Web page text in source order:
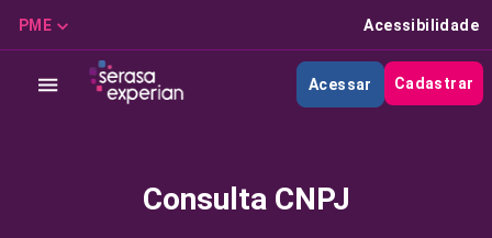
PME Acessibilidade
Acessar Cadastrar
Consulta CNPJ